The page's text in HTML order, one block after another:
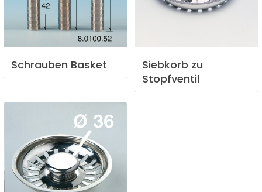
Schrauben Basket Siebkorb zu
Stopfventil